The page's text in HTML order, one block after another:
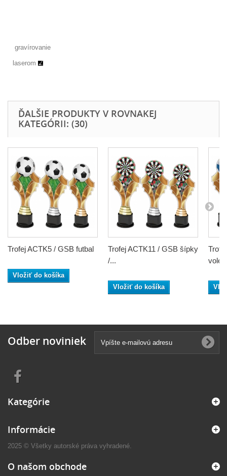
gravírovanie
laserom
ĎALŠIE PRODUKTY V ROVNAKEJ
KATEGÓRII: (30)
Trofej ACTK5 / GSB futbal
Vložiť do košíka
Trofej ACTK11 / GSB šípky
/...
Vložiť do košíka
Odber noviniek
Kategórie
Informácie
2025 © Všetky autorské práva vyhradené.
O našom obchode